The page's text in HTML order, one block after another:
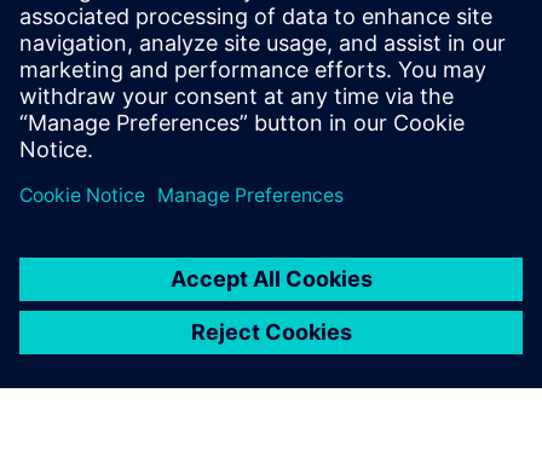
Amplia ou desenvolve um produto/solução Siemens
Xcelerator através da criação de um novo produto, ou cria
uma nova solução para o cliente através da integração do
produto Siemens Xcelerator e do seu próprio produto